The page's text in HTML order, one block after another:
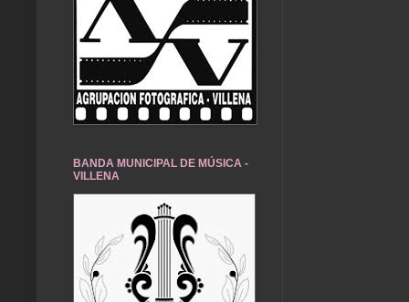
BANDA MUNICIPAL DE MÚSICA -
VILLENA